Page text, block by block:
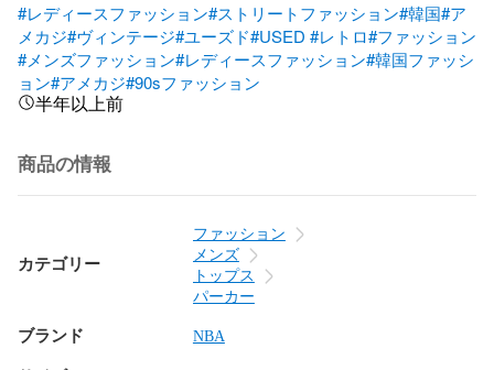
#レディースファッション#ストリートファッション#韓国#ア
メカジ#ヴィンテージ#ユーズド#USED #レトロ#ファッション
#メンズファッション#レディースファッション#韓国ファッシ
ョン#アメカジ#90sファッション
半年以上前
商品の情報
カテゴリー
ファッション
メンズ
トップス
パーカー
ブランド NBA